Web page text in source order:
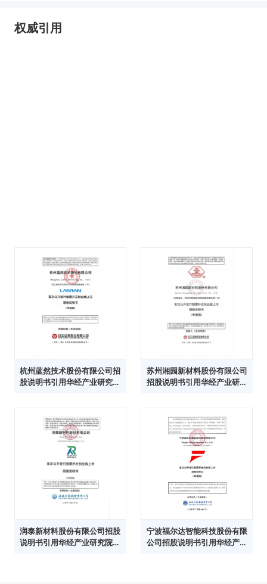
权威引用
杭州蓝然技术股份有限公司招
股说明书引用华经产业研究院
苏州湘园新材料股份有限公司
招股说明书引用华经产业研究
润泰新材料股份有限公司招股
说明书引用华经产业研究院数
宁波福尔达智能科技股份有限
公司招股说明书引用华经产业